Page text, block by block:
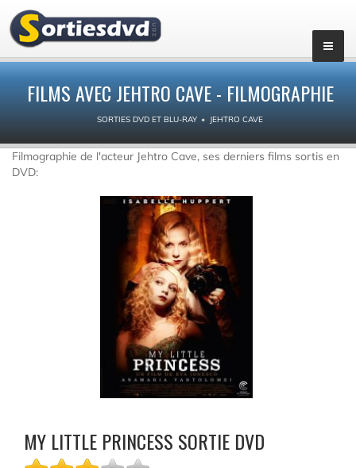
FILMS AVEC JEHTRO CAVE - FILMOGRAPHIE
SORTIES DVD ET BLU-RAY JEHTRO CAVE
Filmographie de l'acteur Jehtro Cave, ses derniers films sortis en
DVD:
MY LITTLE PRINCESS SORTIE DVD